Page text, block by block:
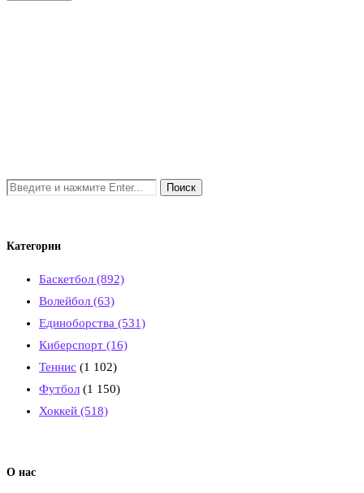
Категории
Баскетбол (892)
Волейбол (63)
Единоборства (531)
Киберспорт (16)
Теннис (1 102)
Футбол (1 150)
Хоккей (518)
О нас